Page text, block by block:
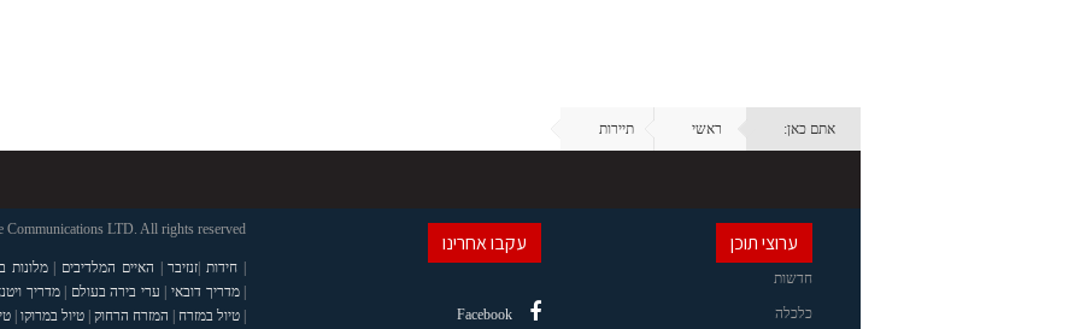
אתם כאן: ראשי תיירות
ערוצי תוכן
חדשות
כלכלה
עקבו אחרינו
Facebook
LTD. All rights reserved
| חידות |זנזיבר| האיים המלדיבים |מלונות
|מדריך דובאי| ערי בירה בעולם |מדריך
| טיול במזרח | המזרח הרחוק | טיול במרוקו |